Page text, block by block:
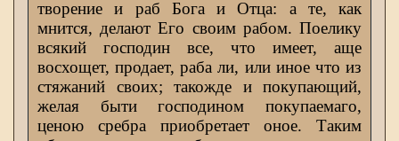
творение и раб Бога и Отца: а те, как
мнится, делают Его своим рабом. Поелику
всякий господин все, что имеет, аще
восхощет, продает, раба ли, или иное что из
стяжаний своих; такожде и покупающий,
желая быти господином покупаемаго,
ценою сребра приобретает оное. Таким